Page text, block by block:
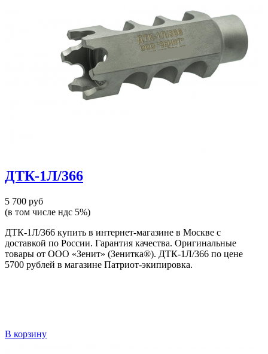
ДТК-1Л/366
5 700 руб
(в том числе ндс 5%)
ДТК-1Л/366 купить в интернет-магазине в Москве с
доставкой по России. Гарантия качества. Оригинальные
товары от ООО «Зенит» (Зенитка®). ДТК-1Л/366 по цене
5700 рублей в магазине Патриот-экипировка.
В корзину